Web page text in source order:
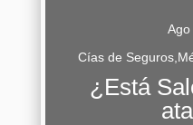
Cías de Seguros
¿Está
Lo que la industria
de la nueva ola de
últimos meses,